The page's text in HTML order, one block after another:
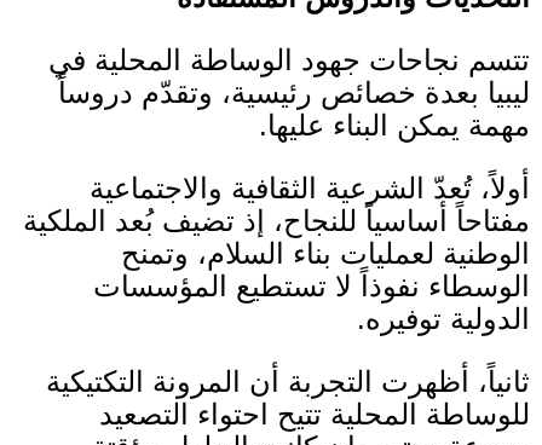
تتسم نجاحات جهود الوساطة المحلية في
ليبيا بعدة خصائص رئيسية، وتقدّم دروساً
مهمة يمكن البناء عليها.
أولاً، تُعدّ الشرعية الثقافية والاجتماعية
مفتاحاً أساسياً للنجاح، إذ تضيف بُعد الملكية
الوطنية لعمليات بناء السلام، وتمنح
الوسطاء نفوذاً لا تستطيع المؤسسات
الدولية توفيره.
ثانياً، أظهرت التجربة أن المرونة التكتيكية
للوساطة المحلية تتيح احتواء التصعيد